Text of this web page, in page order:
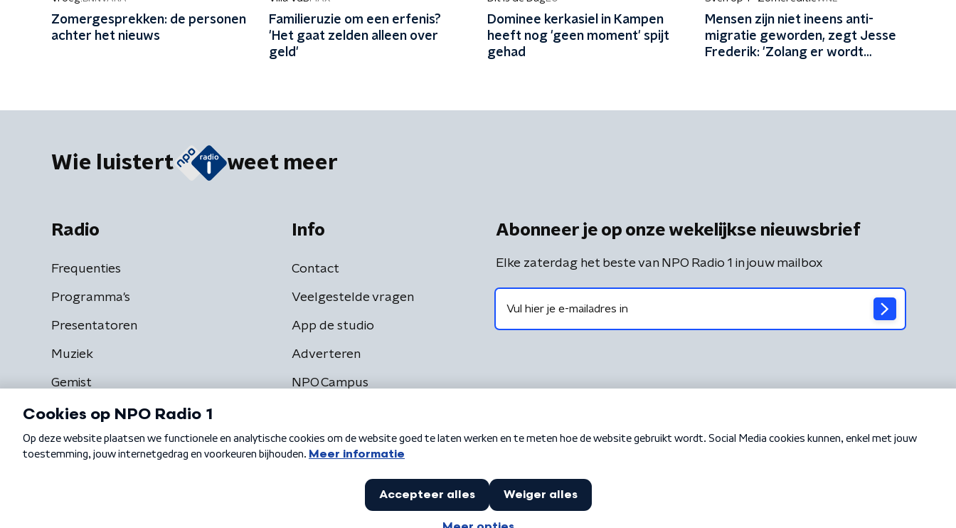
Zomergesprekken: de personen
achter het nieuws
Familieruzie om een erfenis?
'Het gaat zelden alleen over
geld'
Dominee kerkasiel in Kampen
heeft nog 'geen moment' spijt
gehad
Mensen zijn niet ineens anti-
migratie geworden, zegt Jesse
Frederik: 'Zolang er wordt
Wie luistert weet meer
Radio
Frequenties
Programma's
Presentatoren
Muziek
Gemist
Info
Contact
Veelgestelde vragen
App de studio
Adverteren
NPO Campus
Abonneer je op onze wekelijkse nieuwsbrief
Elke zaterdag het beste van NPO Radio 1 in jouw mailbox
Algemene voorwaarden Privacybeleid